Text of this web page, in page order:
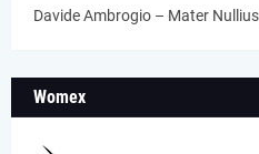
Davide Ambrogio – Mater
Womex